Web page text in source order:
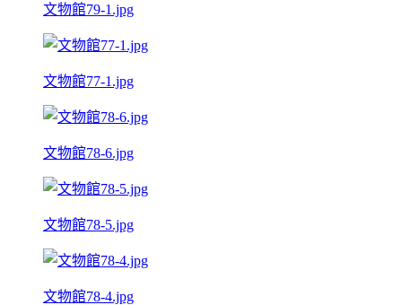
文物館79-1.jpg
文物館77-1.jpg
文物館78-6.jpg
文物館78-5.jpg
文物館78-4.jpg